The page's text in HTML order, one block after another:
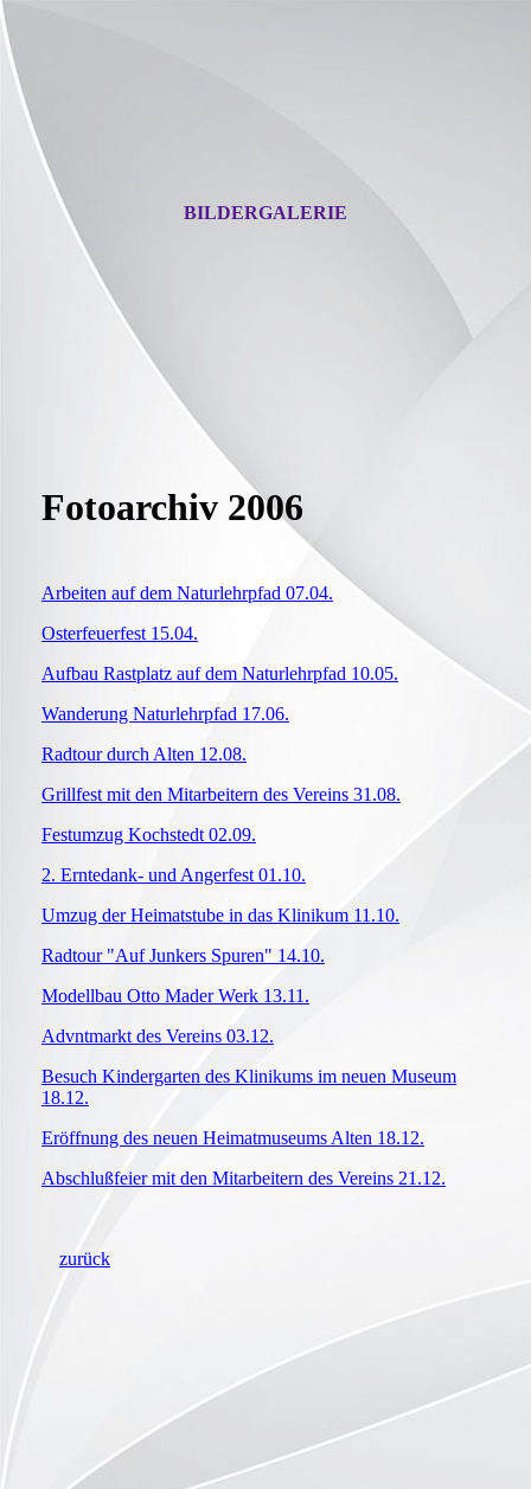
BILDERGALERIE
Fotoarchiv 2006
Arbeiten auf dem Naturlehrpfad 07.04.
Osterfeuerfest 15.04.
Aufbau Rastplatz auf dem Naturlehrpfad 10.05.
Wanderung Naturlehrpfad 17.06.
Radtour durch Alten 12.08.
Grillfest mit den Mitarbeitern des Vereins 31.08.
Festumzug Kochstedt 02.09.
2. Erntedank- und Angerfest 01.10.
Umzug der Heimatstube in das Klinikum 11.10.
Radtour "Auf Junkers Spuren" 14.10.
Modellbau Otto Mader Werk 13.11.
Advntmarkt des Vereins 03.12.
Besuch Kindergarten des Klinikums im neuen Museum
18.12.
Eröffnung des neuen Heimatmuseums Alten 18.12.
Abschlußfeier mit den Mitarbeitern des Vereins 21.12.
zurück